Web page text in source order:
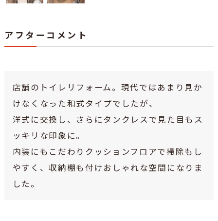
アフターコメント
店舗のトイレリフォーム。現代ではあまり見か
けなくなった和式タイプでしたが、
洋式に交換し、さらにタンクレスで見た目もス
ッキリな印象に。
内装にもこだわりクッションフロアで掃除もし
やすく、収納棚も付けおしゃれな空間になりま
した。